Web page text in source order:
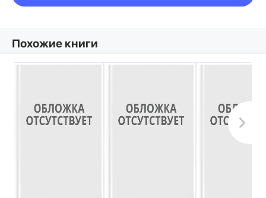
Похожие книги